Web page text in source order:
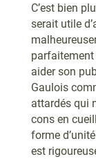
C’est bien
serait utile
parfaitement
aider son
Gaulois
attardés qui
cons en
forme
est